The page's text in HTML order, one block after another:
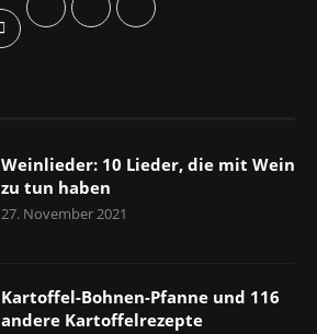
Weinlieder: 10 Lieder, die mit Wein
zu tun haben
27. November 2021
Kartoffel-Bohnen-Pfanne und 116
andere Kartoffelrezepte